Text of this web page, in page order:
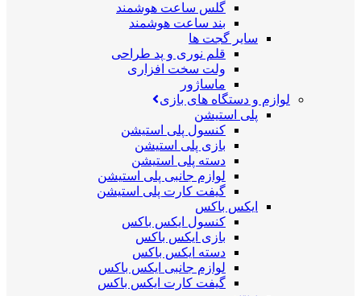
گلس ساعت هوشمند
بند ساعت هوشمند
سایر گجت ها
قلم نوری و پد طراحی
ولت سخت افزاری
ماساژور
لوازم و دستگاه های بازی
پلی استیشن
کنسول پلی استیشن
بازی پلی استیشن
دسته پلی استیشن
لوازم جانبی پلی استیشن
گیفت کارت پلی استیشن
ایکس باکس
کنسول ایکس باکس
بازی ایکس باکس
دسته ایکس باکس
لوازم جانبی ایکس باکس
گیفت کارت ایکس باکس